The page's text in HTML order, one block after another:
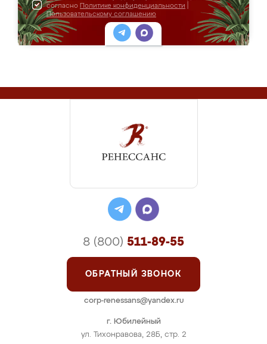
согласно Политике конфиденциальности
Пользовательскому соглашению
г. Юбилейный
ул. Тихонравова, 28Б, стр. 2
8 (800) 511-89-55
ОБРАТНЫЙ ЗВОНОК
corp-renessans@yandex.ru